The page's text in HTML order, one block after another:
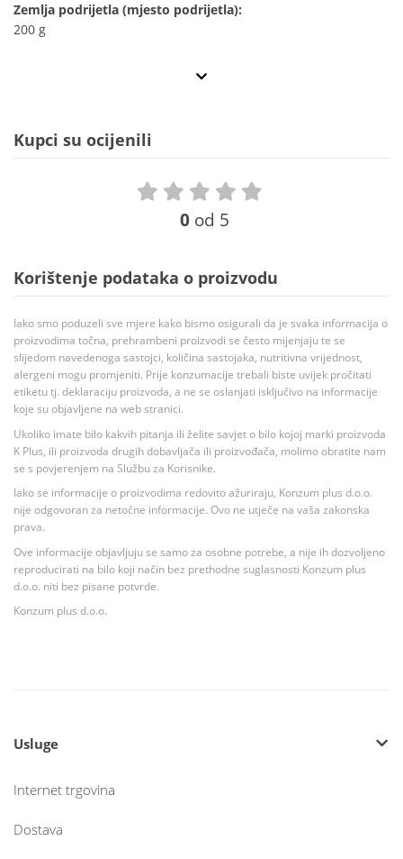
Zemlja podrijetla (mjesto podrijetla):
200 g
Kupci su ocijenili
0 od 5
Korištenje podataka o proizvodu
Iako smo poduzeli sve mjere kako bismo osigurali da je svaka informacija o
proizvodima točna, prehrambeni proizvodi se često mijenjaju te se
slijedom navedenoga sastojci, količina sastojaka, nutritivna vrijednost,
alergeni mogu promjeniti. Prije konzumacije trebali biste uvijek pročitati
etiketu tj. deklaraciju proizvoda, a ne se oslanjati isključivo na informacije
koje su objavljene na web stranici.
Ukoliko imate bilo kakvih pitanja ili želite savjet o bilo kojoj marki proizvoda
K Plus, ili proizvoda drugih dobavljača ili proizvođača, molimo obratite nam
se s povjerenjem na Službu za Korisnike.
Iako se informacije o proizvodima redovito ažuriraju, Konzum plus d.o.o.
nije odgovoran za netočne informacije. Ovo ne utječe na vaša zakonska
prava.
Ove informacije objavljuju se samo za osobne potrebe, a nije ih dozvoljeno
reproducirati na bilo koji način bez prethodne suglasnosti Konzum plus
d.o.o. niti bez pisane potvrde.
Konzum plus d.o.o.
Usluge
Internet trgovina
Dostava